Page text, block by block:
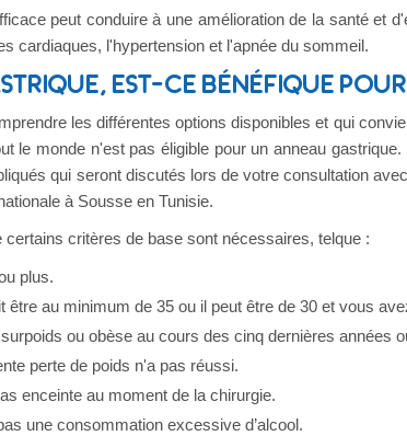
peut conduire à une amélioration de la santé et
cardiaques, l'hypertension et l'apnée du sommeil.
EST-CE BÉNÉFIQUE
les différentes options disponibles et qui
le monde n'est pas éligible pour un anneau
qui seront discutés lors de votre consultation
à Sousse en Tunisie.
certains critères de base sont nécessaires, telque :
plus.
être au minimum de 35 ou il peut être de 30 et vous
ou obèse au cours des cinq dernières années
perte de poids n'a pas réussi.
enceinte au moment de la chirurgie.
une consommation excessive d’alcool.